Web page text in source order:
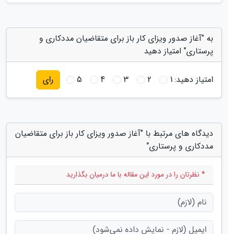
به "آغاز صدور ویزای کار باز برای متقاضیان مددکاری و
پرستاری" امتیاز دهید
امتیاز دهید:1
2
3
4
5 رای
دیدگاه های مرتبط با "آغاز صدور ویزای کار باز برای متقاضیان
مددکاری و پرستاری"
* نظرتان را در مورد این مقاله با ما درمیان بگذارید